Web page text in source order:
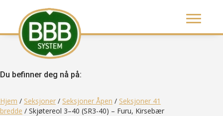
Du befinner deg nå på:
Hjem / Seksjoner / Seksjoner Åpen / Seksjoner 41
bredde / Skjøtereol 3–40 (SR3-40) – Furu, Kirsebær